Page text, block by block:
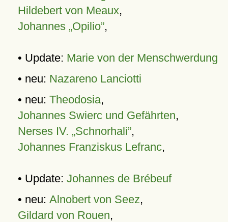
Hildebert von Meaux,
Johannes „Opilio”,
• Update: Marie von der Menschwerdung
• neu: Nazareno Lanciotti
• neu: Theodosia,
Johannes Swierc und Gefährten,
Nerses IV. „Schnorhali”,
Johannes Franziskus Lefranc,
• Update: Johannes de Brébeuf
• neu: Alnobert von Seez,
Gildard von Rouen,